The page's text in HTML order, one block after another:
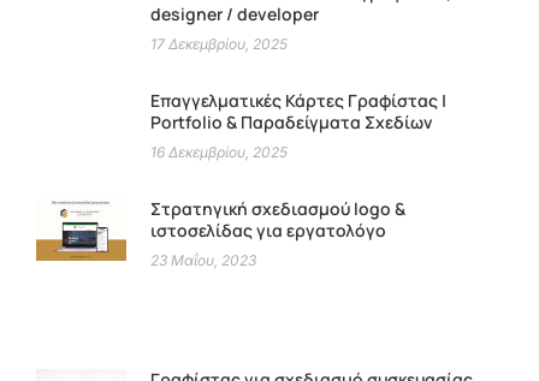
designer / developer
17 Δεκεμβρίου, 2025
Επαγγελματικές Κάρτες Γραφίστας |
Portfolio & Παραδείγματα Σχεδίων
16 Δεκεμβρίου, 2025
Στρατηγική σχεδιασμού logo &
ιστοσελίδας για εργατολόγο
23 Μαΐου, 2023